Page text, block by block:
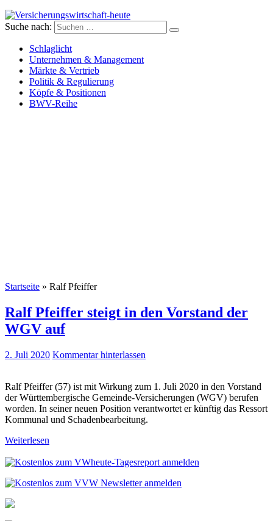
Versicherungswirtschaft-heute
Suche nach:
Schlaglicht
Unternehmen & Management
Märkte & Vertrieb
Politik & Regulierung
Köpfe & Positionen
BWV-Reihe
Startseite » Ralf Pfeiffer
Ralf Pfeiffer steigt in den Vorstand der
WGV auf
2. Juli 2020 Kommentar hinterlassen
Ralf Pfeiffer (57) ist mit Wirkung zum 1. Juli 2020 in den Vorstand
der Württembergische Gemeinde-Versicherungen (WGV) berufen
worden. In seiner neuen Position verantwortet er künftig das Ressort
Kommunal und Schadenbearbeitung.
Weiterlesen